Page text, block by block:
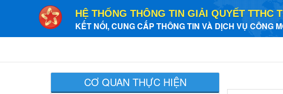
HỆ THỐNG THÔNG TIN GIẢI QUYẾT TTHC
KẾT NỐI, CUNG CẤP THÔNG TIN VÀ DỊCH VỤ CÔNG
CƠ QUAN THỰC HIỆN